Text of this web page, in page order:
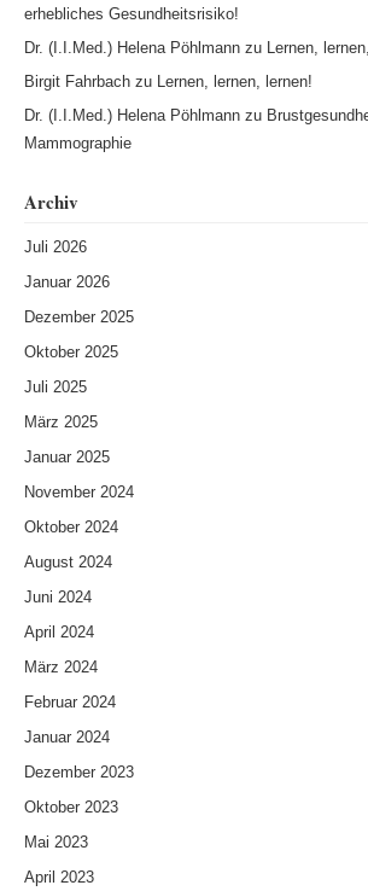
erhebliches Gesundheitsrisiko!
Dr. (I.I.Med.) Helena Pöhlmannzu Lernen,
Birgit Fahrbachzu Lernen, lernen, lernen!
Dr. (I.I.Med.) Helena Pöhlmannzu
Mammographie
Archiv
Juli 2026
Januar 2026
Dezember 2025
Oktober 2025
Juli 2025
März 2025
Januar 2025
November 2024
Oktober 2024
August 2024
Juni 2024
April 2024
März 2024
Februar 2024
Januar 2024
Dezember 2023
Oktober 2023
Mai 2023
April 2023